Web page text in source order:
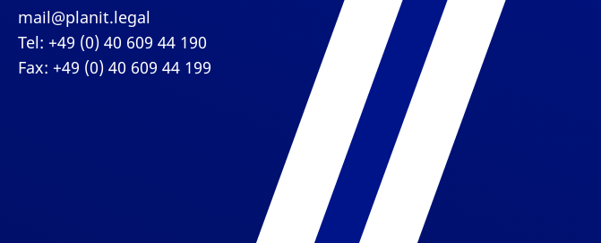
mail@planit.legal
Tel: +49 (0) 40 609 44 190
Fax: +49 (0) 40 609 44 199